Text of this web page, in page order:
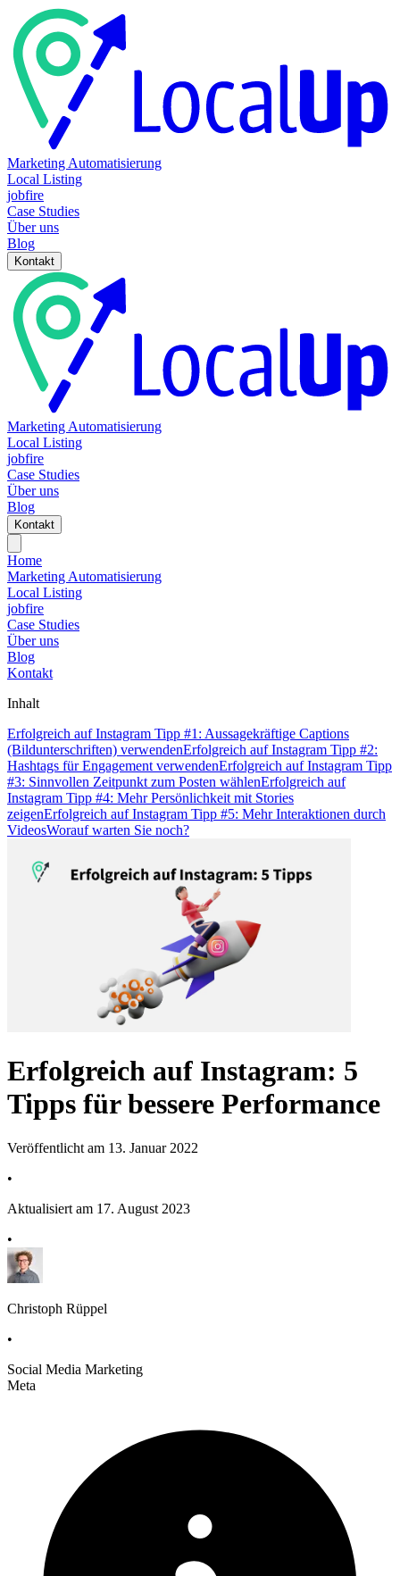
Marketing Automatisierung
Local Listing
jobfire
Case Studies
Über uns
Blog
Kontakt
Marketing Automatisierung
Local Listing
jobfire
Case Studies
Über uns
Blog
Kontakt
Home
Marketing Automatisierung
Local Listing
jobfire
Case Studies
Über uns
Blog
Kontakt
Inhalt
Erfolgreich auf Instagram Tipp #1: Aussagekräftige Captions
(Bildunterschriften) verwendenErfolgreich auf Instagram Tipp #2:
Hashtags für Engagement verwendenErfolgreich auf Instagram Tipp
#3: Sinnvollen Zeitpunkt zum Posten wählenErfolgreich auf
Instagram Tipp #4: Mehr Persönlichkeit mit Stories
zeigenErfolgreich auf Instagram Tipp #5: Mehr Interaktionen durch
VideosWorauf warten Sie noch?
Erfolgreich auf Instagram: 5
Tipps für bessere Performance
Veröffentlicht am 13. Januar 2022
•
Aktualisiert am 17. August 2023
•
Christoph Rüppel
•
Social Media Marketing
Meta